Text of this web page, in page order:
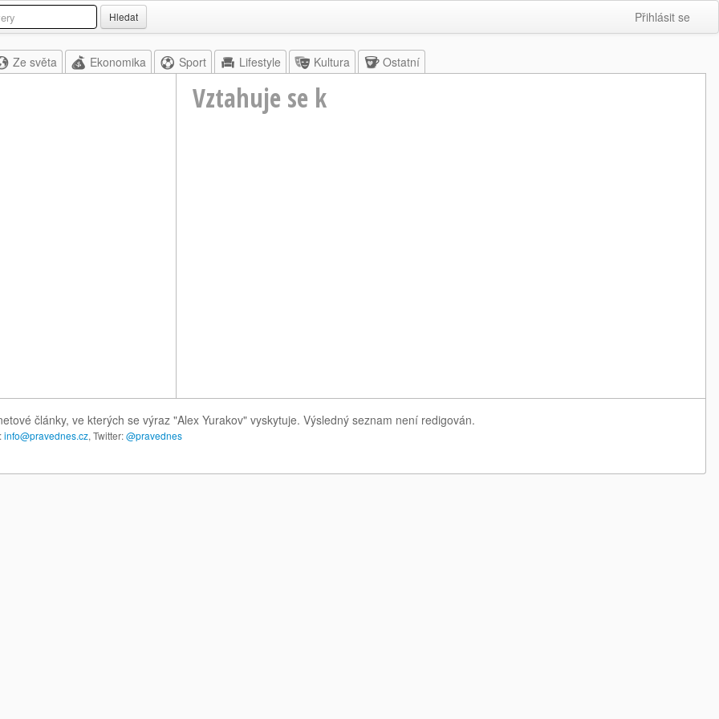
Hledat Přihlásit se
Ze světa Ekonomika Sport Lifestyle Kultura Ostatní
Vztahuje se k
články, ve kterých se výraz "Alex Yurakov" vyskytuje. Výsledný seznam není redigován.
info@pravednes.cz, Twitter:@pravednes